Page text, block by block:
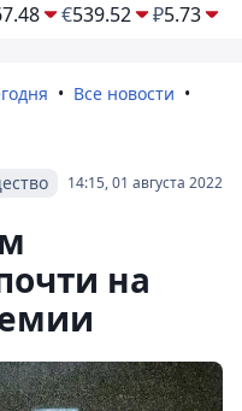
€539.52 ₽5.73
Все новости
14:15, 01 августа 2022
на